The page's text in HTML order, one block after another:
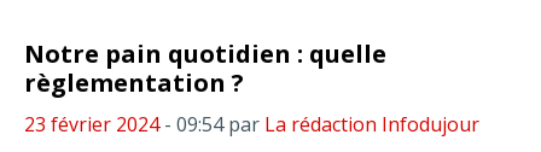
Notre pain quotidien : quelle
règlementation ?
23 février 2024- 09:54 par La rédaction Infodujour